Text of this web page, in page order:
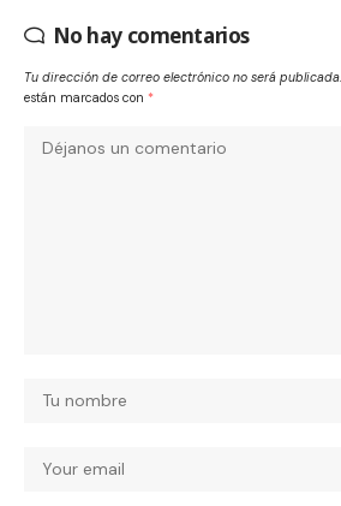
No hay comentarios
Tu dirección de correo electrónico no será publicada.
están marcados con *